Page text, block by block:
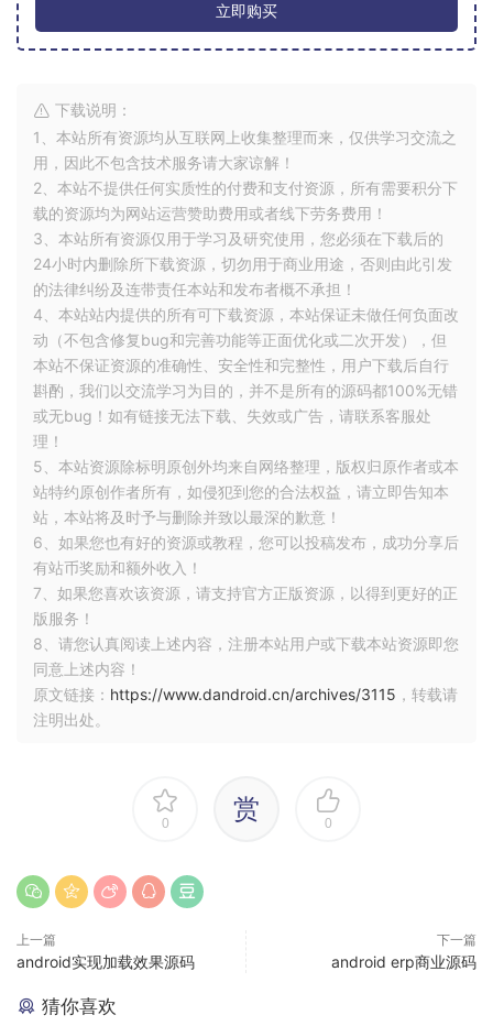
立即购买
下载说明：
1、本站所有资源均从互联网上收集整理而来，仅供学习交流之
用，因此不包含技术服务请大家谅解！
2、本站不提供任何实质性的付费和支付资源，所有需要积分下
载的资源均为网站运营赞助费用或者线下劳务费用！
3、本站所有资源仅用于学习及研究使用，您必须在下载后的
24小时内删除所下载资源，切勿用于商业用途，否则由此引发
的法律纠纷及连带责任本站和发布者概不承担！
4、本站站内提供的所有可下载资源，本站保证未做任何负面改
动（不包含修复bug和完善功能等正面优化或二次开发），但
本站不保证资源的准确性、安全性和完整性，用户下载后自行
斟酌，我们以交流学习为目的，并不是所有的源码都100%无错
或无bug！如有链接无法下载、失效或广告，请联系客服处
理！
5、本站资源除标明原创外均来自网络整理，版权归原作者或本
站特约原创作者所有，如侵犯到您的合法权益，请立即告知本
站，本站将及时予与删除并致以最深的歉意！
6、如果您也有好的资源或教程，您可以投稿发布，成功分享后
有站币奖励和额外收入！
7、如果您喜欢该资源，请支持官方正版资源，以得到更好的正
版服务！
8、请您认真阅读上述内容，注册本站用户或下载本站资源即您
同意上述内容！
原文链接： https://www.dandroid.cn/archives/3115 ，转载请
注明出处。
0 赏 0
上一篇
android实现加载效果源码
下一篇
android erp商业源码
猜你喜欢